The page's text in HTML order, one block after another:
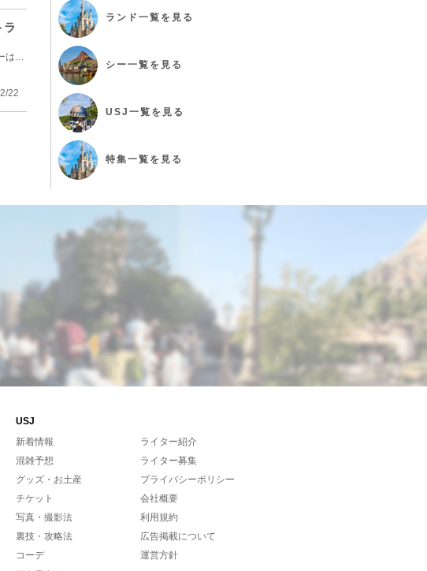
ラ
12月・1月・2月・3月など、冬の季節ディズニーの過ごし方や楽しみ方をご紹介！冬のディズニーは1年で一...
22
ランド 一覧を見る
シー一覧を見る
USJ 一覧を見る
特集一覧を見る
USJ
新着情報
混雑予想
グッズ・お土産
チケット
写真・撮影法
裏技・攻略法
コーデ
ライター紹介
ライター募集
プライバシーポリシー
会社概要
利用規約
広告掲載について
運営方針